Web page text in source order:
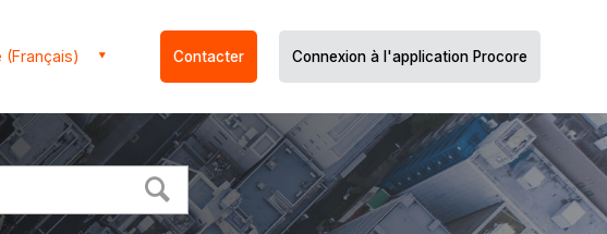
Contacter Connexion à l'application Procore